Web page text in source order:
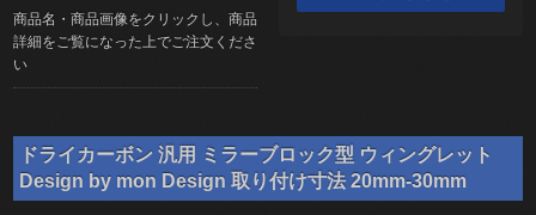
商品名・商品画像をクリックし、商品
詳細をご覧になった上でご注文くださ
い
ドライカーボン 汎用 ミラーブロック型 ウィングレット
Design by mon Design 取り付け寸法 20mm-30mm